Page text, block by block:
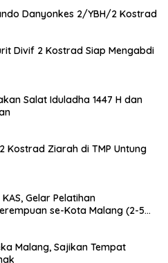
Danyonkes 2/YBH/2 Kostrad
Divif 2 Kostrad Siap Mengabdi
Salat Iduladha 1447 H dan
Kostrad Ziarah di TMP Untung
Gelar Pelatihan
se-Kota Malang (2-5
Malang, Sajikan Tempat